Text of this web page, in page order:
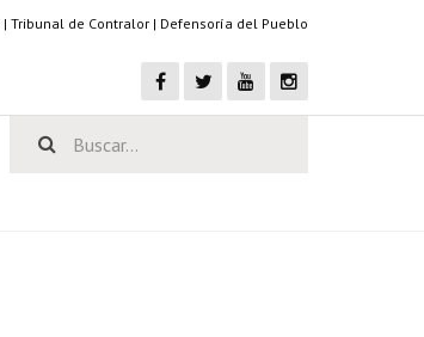
| Tribunal de Contralor | Defensoría del Pueblo